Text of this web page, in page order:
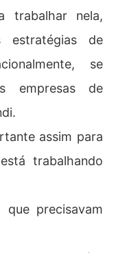
trabalhar nela,
estratégias de
se
empresas de
assim para
trabalhando
precisavam